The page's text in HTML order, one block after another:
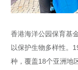
香港海洋公园保育基
以保护生物多样性。
种，覆盖18个亚洲地